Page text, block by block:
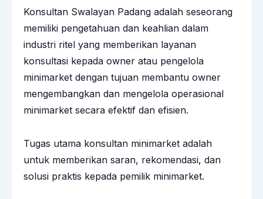
Konsultan Swalayan Padang adalah seseorang
memiliki pengetahuan dan keahlian dalam
industri ritel yang memberikan layanan
konsultasi kepada owner atau pengelola
minimarket dengan tujuan membantu owner
mengembangkan dan mengelola operasional
minimarket secara efektif dan efisien.
Tugas utama konsultan minimarket adalah
untuk memberikan saran, rekomendasi, dan
solusi praktis kepada pemilik minimarket.